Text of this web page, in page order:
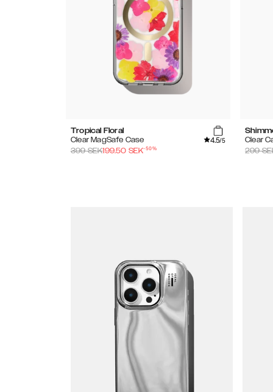
Tropical Floral
Clear MagSafe Case
4.5/5
399SEK199.50 SEK-50%
Clear
299